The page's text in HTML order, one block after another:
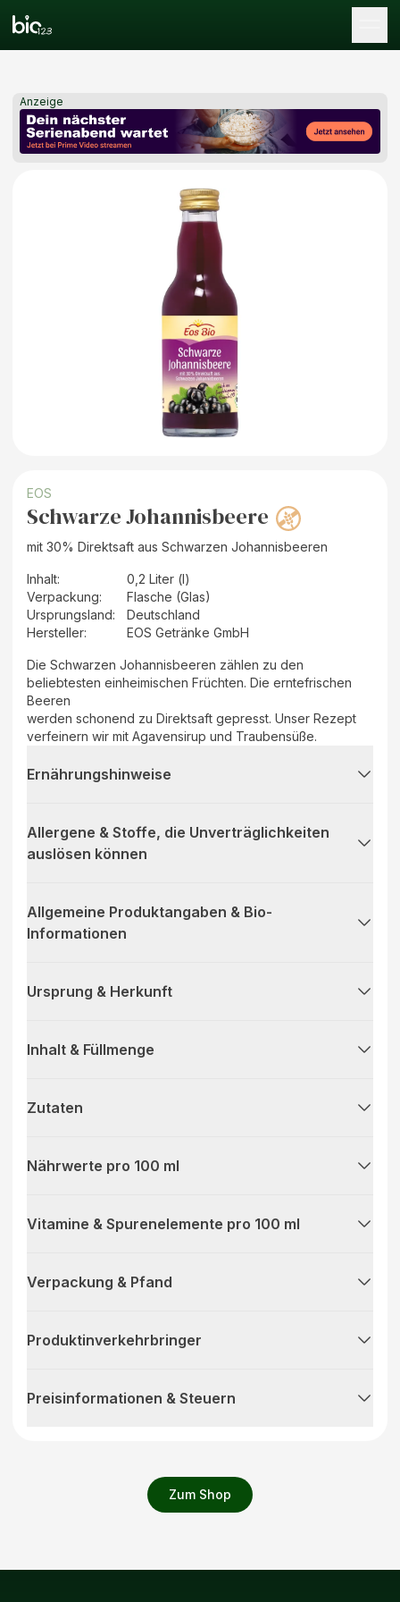
Anzeige
Zum Shop
EOS
Schwarze Johannisbeere
mit 30% Direktsaft aus Schwarzen Johannisbeeren
Inhalt:
0,2 Liter (l)
Verpackung:
Flasche (Glas)
Ursprungsland:
Deutschland
Hersteller: EOS Getränke GmbH
Die Schwarzen Johannisbeeren zählen zu den
beliebtesten einheimischen Früchten. Die erntefrischen
Beeren
werden schonend zu Direktsaft gepresst. Unser Rezept
verfeinern wir mit Agavensirup und Traubensüße.
Ernährungshinweise
Allergene & Stoffe, die Unverträglichkeiten
auslösen können
Allgemeine Produktangaben & Bio-
Informationen
Ursprung & Herkunft
Inhalt & Füllmenge
Zutaten
Nährwerte pro 100 ml
Vitamine & Spurenelemente pro 100 ml
Verpackung & Pfand
Produktinverkehrbringer
Preisinformationen & Steuern